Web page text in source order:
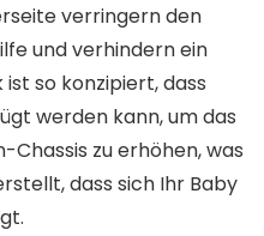
verringern den
und verhindern ein
so konzipiert, dass
werden kann, um das
zu erhöhen, was
dass sich Ihr Baby